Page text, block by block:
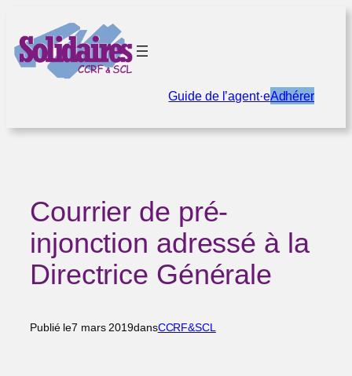
contenu
Guide de l’agent·eAdhérer
Courrier de pré-
injonction adressé à la
Directrice Générale
Publié le7 mars 2019dansCCRF&SCL